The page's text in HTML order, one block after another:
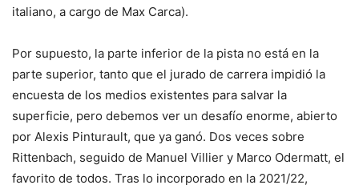
italiano, a cargo de Max Carca).
Por supuesto, la parte inferior de la pista no está en la
parte superior, tanto que el jurado de carrera impidió la
encuesta de los medios existentes para salvar la
superficie, pero debemos ver un desafío enorme, abierto
por Alexis Pinturault, que ya ganó. Dos veces sobre
Rittenbach, seguido de Manuel Villier y Marco Odermatt, el
favorito de todos. Tras lo incorporado en la 2021/22,